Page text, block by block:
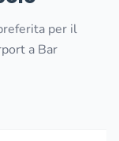
per il
a Bar